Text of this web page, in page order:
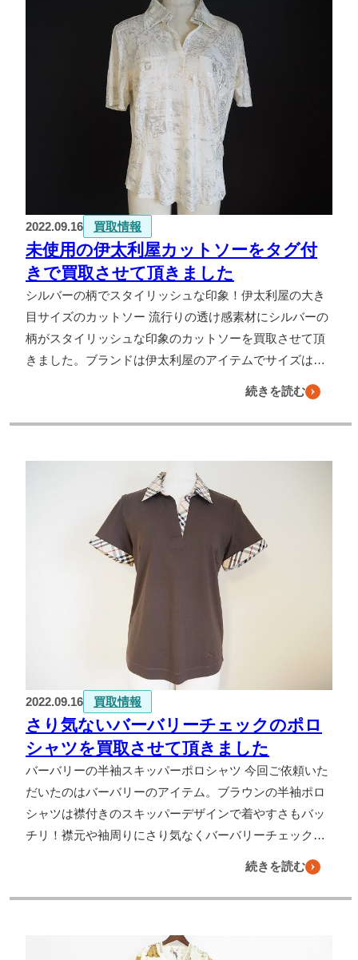
2022.09.16 買取情報
未使用の伊太利屋カットソーをタグ付
きで買取させて頂きました
シルバーの柄でスタイリッシュな印象！伊太利屋の大き
目サイズのカットソー 流行りの透け感素材にシルバーの
柄がスタイリッシュな印象のカットソーを買取させて頂
きました。ブランドは伊太利屋のアイテムでサイズは…
続きを読む
2022.09.16 買取情報
さり気ないバーバリーチェックのポロ
シャツを買取させて頂きました
バーバリーの半袖スキッパーポロシャツ 今回ご依頼いた
だいたのはバーバリーのアイテム。ブラウンの半袖ポロ
シャツは襟付きのスキッパーデザインで着やすさもバッ
チリ！襟元や袖周りにさり気なくバーバリーチェック…
続きを読む